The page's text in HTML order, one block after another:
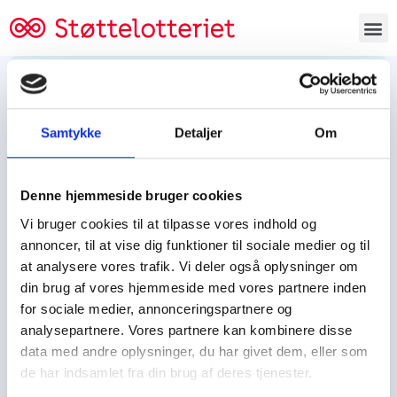
Samtykke Detaljer Om
Denne hjemmeside bruger cookies
Vi bruger cookies til at tilpasse vores indhold og
annoncer, til at vise dig funktioner til sociale medier og til
at analysere vores trafik. Vi deler også oplysninger om
din brug af vores hjemmeside med vores partnere inden
for sociale medier, annonceringspartnere og
analysepartnere. Vores partnere kan kombinere disse
data med andre oplysninger, du har givet dem, eller som
de har indsamlet fra din brug af deres tjenester.
Tjen penge og støt
Tjen penge til:
Spejdere/spejdergruppen/FDF’ere, m.fl.
Kontor
Tjenpengeogstoet.dk
Ejby Industrivej 91
DK – 2600 Glostrup
CVR: 19347508